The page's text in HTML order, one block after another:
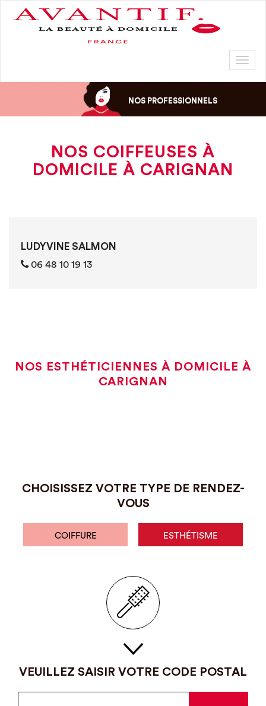
NOS PROFESSIONNELS
NOS COIFFEUSES À
DOMICILE À CARIGNAN
LUDYVINE SALMON
‭06 48 10 19 13‬
NOS ESTHÉTICIENNES À DOMICILE À
CARIGNAN
CHOISISSEZ VOTRE TYPE DE RENDEZ-
VOUS
COIFFURE ESTHÉTISME
VEUILLEZ SAISIR VOTRE CODE POSTAL